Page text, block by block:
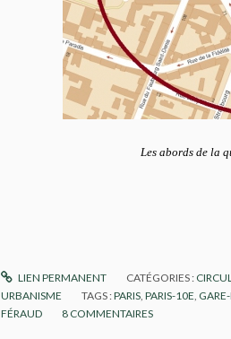
Lesabords de la
LIEN PERMANENT CATÉGORIES :
URBANISME
TAGS :PARIS, PARIS-10E,
FÉRAUD
8 COMMENTAIRES